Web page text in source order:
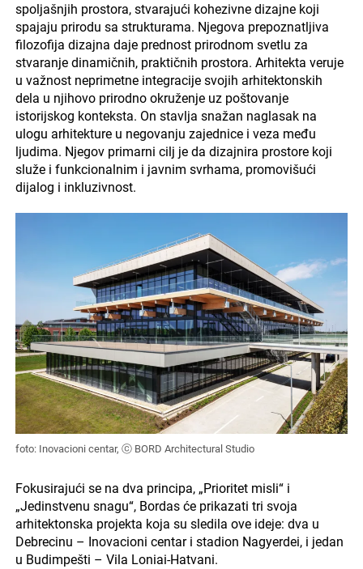
spoljašnjih prostora, stvarajući kohezivne dizajne koji
spajaju prirodu sa strukturama. Njegova prepoznatljiva
filozofija dizajna daje prednost prirodnom svetlu za
stvaranje dinamičnih, praktičnih prostora. Arhitekta veruje
u važnost neprimetne integracije svojih arhitektonskih
dela u njihovo prirodno okruženje uz poštovanje
istorijskog konteksta. On stavlja snažan naglasak na
ulogu arhitekture u negovanju zajednice i veza među
ljudima. Njegov primarni cilj je da dizajnira prostore koji
služe i funkcionalnim i javnim svrhama, promovišući
dijalog i inkluzivnost.
foto: Inovacioni centar, ⓒ BORD Architectural Studio
Fokusirajući se na dva principa, „Prioritet misli“ i
„Jedinstvenu snagu“, Bordas će prikazati tri svoja
arhitektonska projekta koja su sledila ove ideje: dva u
Debrecinu – Inovacioni centar i stadion Nagyerdei, i jedan
u Budimpešti – Vila Loniai-Hatvani.